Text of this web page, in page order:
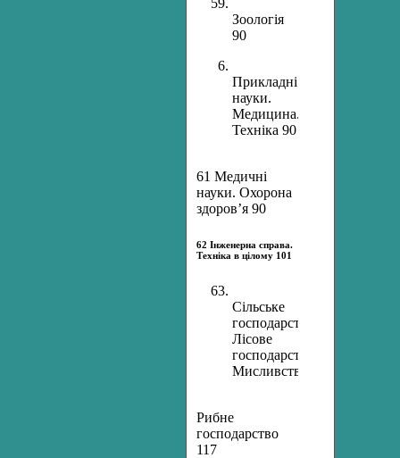
Зоологія
90
Прикладні
науки.
Медицина.
Техніка 90
61 Медичні
науки. Охорона
здоров’я 90
62 Інженерна справа.
Техніка в цілому 101
Сільське
господарство.
Лісове
господарство.
Мисливство.
Рибне
господарство
117